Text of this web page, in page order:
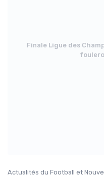
Finale Ligue des
Actualités du Football et